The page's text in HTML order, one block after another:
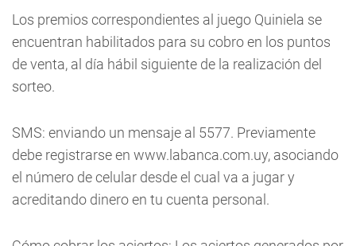
Los premios correspondientes al juego Quiniela se
encuentran habilitados para su cobro en los puntos
de venta, al día hábil siguiente de la realización del
sorteo.
SMS: enviando un mensaje al 5577. Previamente
debe registrarse en www.labanca.com.uy, asociando
el número de celular desde el cual va a jugar y
acreditando dinero en tu cuenta personal.